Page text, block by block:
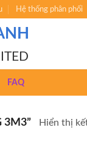
Hệ thống phân phối
FAQ
3M3” Hiển thị